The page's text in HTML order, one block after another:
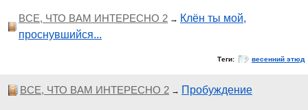
ВСЕ, ЧТО ВАМ ИНТЕРЕСНО 2 → Клён ты мой,
проснувшийся...
Теги: весенний этюд
ВСЕ, ЧТО ВАМ ИНТЕРЕСНО 2 → Пробуждение